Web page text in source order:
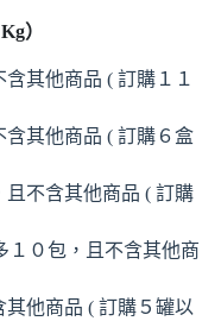
）
其他商品 ( 訂購１１
含其他商品 ( 訂購６盒
且不含其他商品 ( 訂購
１０包，且不含其他商
他商品 ( 訂購５罐以